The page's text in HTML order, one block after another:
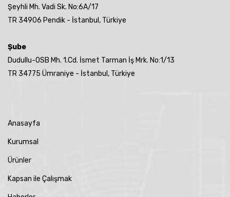
Şeyhli Mh. Vadi Sk. No:6A/17
TR 34906 Pendik - İstanbul, Türkiye
Şube
Dudullu-OSB Mh. 1.Cd. İsmet Tarman İş Mrk. No:1/13
TR 34775 Ümraniye - İstanbul, Türkiye
Anasayfa
Kurumsal
Ürünler
Kapsan ile Çalışmak